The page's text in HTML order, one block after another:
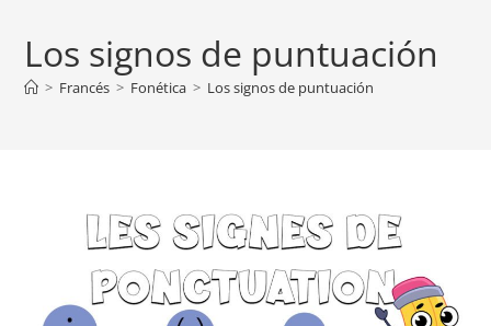
Los signos de puntuación
> Francés > Fonética > Los signos de puntuación